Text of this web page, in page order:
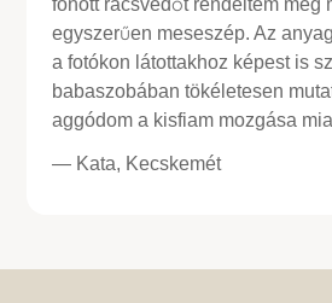
fonott rácsvédőt rendeltem meg
egyszerűen meseszép. Az
a fotókon látottakhoz képest is
babaszobában tökéletesen
aggódom a kisfiam mozgása
— Kata, Kecskemét